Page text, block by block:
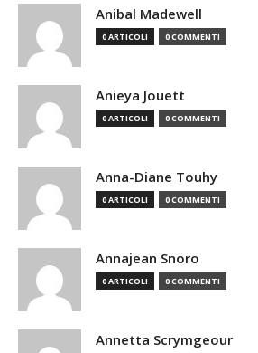
Anibal Madewell
0 ARTICOLI 0 COMMENTI
Anieya Jouett
0 ARTICOLI 0 COMMENTI
Anna-Diane Touhy
0 ARTICOLI 0 COMMENTI
Annajean Snoro
0 ARTICOLI 0 COMMENTI
Annetta Scrymgeour